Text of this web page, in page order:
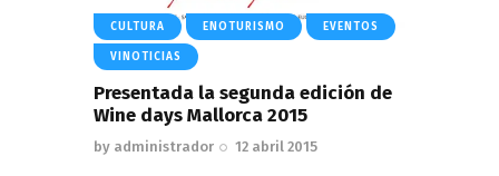
CULTURA ENOTURISMO EVENTOS
VINOTICIAS
Presentada la segunda edición de
Wine days Mallorca 2015
by administrador 12 abril 2015